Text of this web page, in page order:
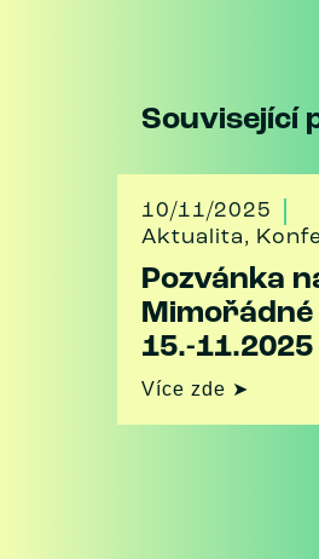
Související
10/11/2025
Aktualita,
Pozvánka
Mimořádné
15.-11.2025
Více zde ➤